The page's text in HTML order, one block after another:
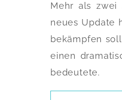
Mehr als zwei
neues Update
bekämpfen
einen
bedeutete.